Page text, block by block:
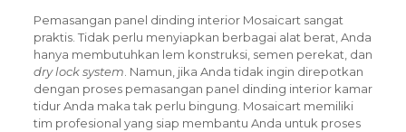
Pemasangan panel dinding interior Mosaicart sangat
praktis. Tidak perlu menyiapkan berbagai alat berat, Anda
hanya membutuhkan lem konstruksi, semen perekat, dan
dry lock system . Namun, jika Anda tidak ingin direpotkan
dengan proses pemasangan panel dinding interior kamar
tidur Anda maka tak perlu bingung. Mosaicart memiliki
tim profesional yang siap membantu Anda untuk proses